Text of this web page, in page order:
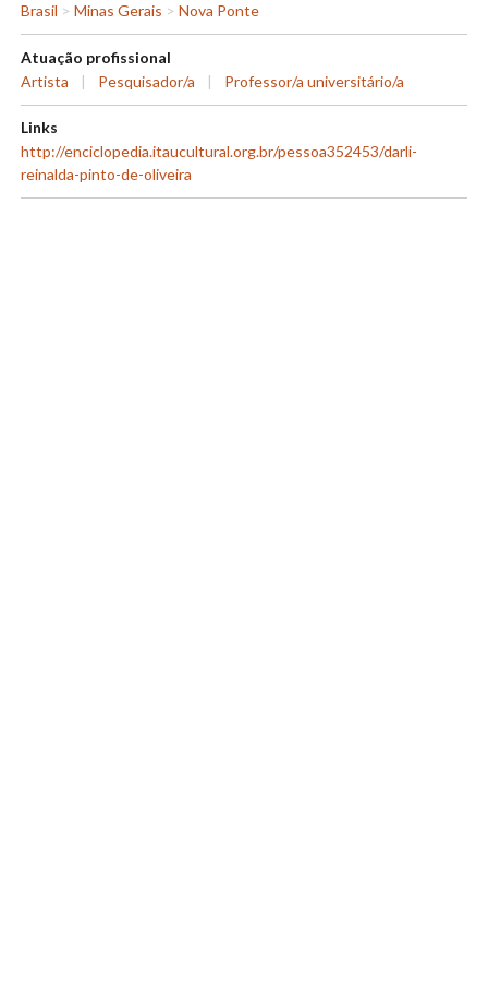
Brasil > Minas Gerais > Nova Ponte
Atuação profissional
Artista
| Pesquisador/a | Professor/a universitário/a
Links
http://enciclopedia.itaucultural.org.br/pessoa352453/darli-
reinalda-pinto-de-oliveira